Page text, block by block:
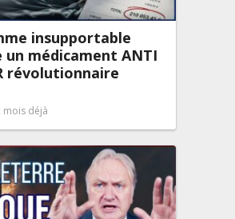
insupportable
un médicament ANTI
révolutionnaire
mois déjà